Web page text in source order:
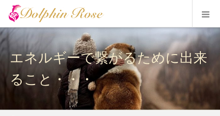
エネルギーで繋がるために出来
ること・・・